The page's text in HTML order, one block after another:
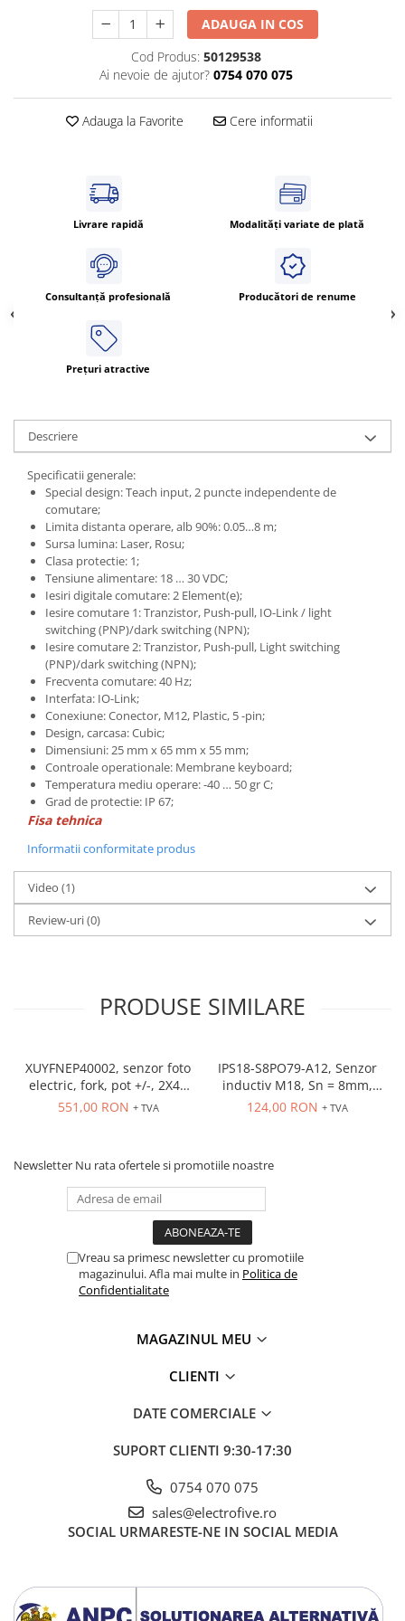
Intrerupator general
ADAUGA IN COS
Cod Produs: 50129538
Ai nevoie de ajutor? 0754 070 075
Adauga la Favorite Cere informatii
Livrare rapidă Modalități variate de plată
Consultanță profesională Producători de renume
Prețuri atractive
Descriere
Specificatii generale:
Special design: Teach input, 2 puncte independente de
comutare;
Limita distanta operare, alb 90%: 0.05…8 m;
Sursa lumina: Laser, Rosu;
Clasa protectie: 1;
Tensiune alimentare: 18 … 30 VDC;
Iesiri digitale comutare: 2 Element(e);
Iesire comutare 1: Tranzistor, Push-pull, IO-Link / light
switching (PNP)/dark switching (NPN);
Iesire comutare 2: Tranzistor, Push-pull, Light switching
(PNP)/dark switching (NPN);
Frecventa comutare: 40 Hz;
Interfata: IO-Link;
Conexiune: Conector, M12, Plastic, 5 -pin;
Design, carcasa: Cubic;
Dimensiuni: 25 mm x 65 mm x 55 mm;
Controale operationale: Membrane keyboard;
Temperatura mediu operare: -40 … 50 gr C;
Grad de protectie: IP 67;
Fisa tehnica
Informatii conformitate produs
Video (1)
Review-uri(0)
PRODUSE SIMILARE
XUYFNEP40002, senzor foto
electric, fork, pot +/-, 2X42
mm, 12...24 VDC, M8
551,00 RON + TVA
IPS18-S8PO79-A12, Senzor
inductiv M18, Sn = 8mm,
ecranat, PNP NO, 10-30
124,00 RON + TVA
Newsletter Nu rata ofertele si promotiile noastre
Vreau sa primesc newsletter cu promotiile
magazinului. Afla mai multe in Politica de
Confidentialitate
MAGAZINUL MEU
CLIENTI
DATE COMERCIALE
SUPORT CLIENTI 9:30-17:30
0754 070 075
sales@electrofive.ro
SOCIAL URMARESTE-NE IN SOCIAL MEDIA